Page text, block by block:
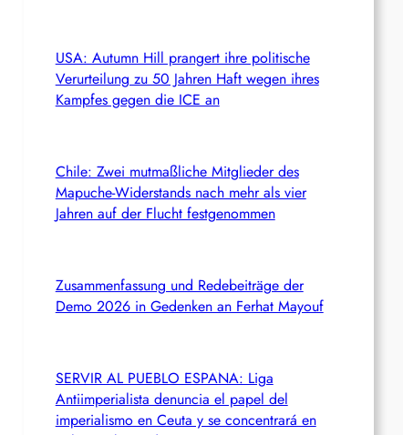
USA: Autumn Hill prangert ihre politische
Verurteilung zu 50 Jahren Haft wegen ihres
Kampfes gegen die ICE an
Chile: Zwei mutmaßliche Mitglieder des
Mapuche-Widerstands nach mehr als vier
Jahren auf der Flucht festgenommen
Zusammenfassung und Redebeiträge der
Demo 2026 in Gedenken an Ferhat Mayouf
SERVIR AL PUEBLO ESPANA: Liga
Antiimperialista denuncia el papel del
imperialismo en Ceuta y se concentrará en